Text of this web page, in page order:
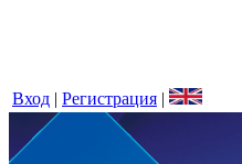
Вход | Регистрация |